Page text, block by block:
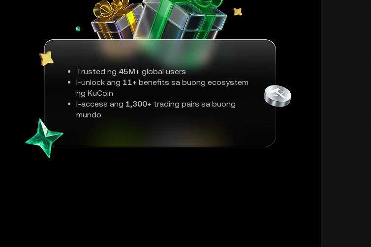
Trusted ng 45M+ global users
I-unlock ang 11+ benefits sa buong ecosystem
ng KuCoin
I-access ang 1,300+ trading pairs sa buong
mundo